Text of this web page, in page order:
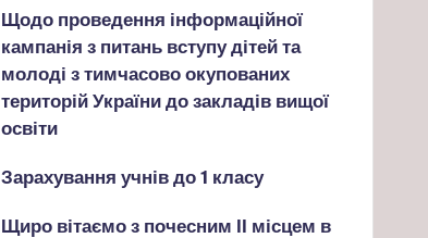
Щодо проведення інформаційної
кампанія з питань вступу дітей та
молоді з тимчасово окупованих
територій України до закладів вищої
освіти
Зарахування учнів до 1 класу
Щиро вітаємо з почесним ІІ місцем в